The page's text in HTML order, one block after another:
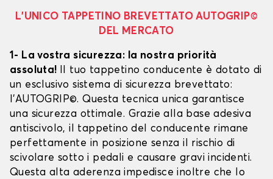
L’UNICO TAPPETINO BREVETTATO AUTOGRIP©
DEL MERCATO
1- La vostra sicurezza: la nostra priorità
assoluta! Il tuo tappetino conducente è dotato di
un esclusivo sistema di sicurezza brevettato:
l’AUTOGRIP©. Questa tecnica unica garantisce
una sicurezza ottimale. Grazie alla base adesiva
antiscivolo, il tappetino del conducente rimane
perfettamente in posizione senza il rischio di
scivolare sotto i pedali e causare gravi incidenti.
Questa alta aderenza impedisce inoltre che lo